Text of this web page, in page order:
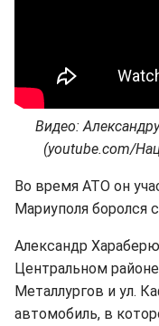
Видео:
(youtube.com/
Во время АТО он
Мариуполя боролся
Александр
Центральном
Металлургов и ул.
автомобиль, в